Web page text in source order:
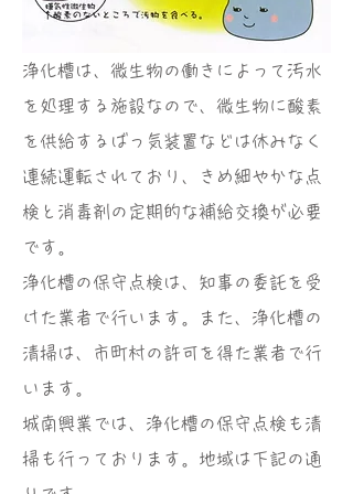
浄化槽は、微生物の働きによって汚水
を処理する施設なので、微生物に酸素
を供給するばっ気装置などは休みなく
連続運転されており、きめ細やかな点
検と消毒剤の定期的な補給交換が必要
です。
​浄化槽の保守点検は、知事の委託を受
けた業者で行います。また、浄化槽の
清掃は、市町村の許可を得た業者で行
います。
城南興業では、浄化槽の保守点検も清
掃も行っております。地域は下記の通